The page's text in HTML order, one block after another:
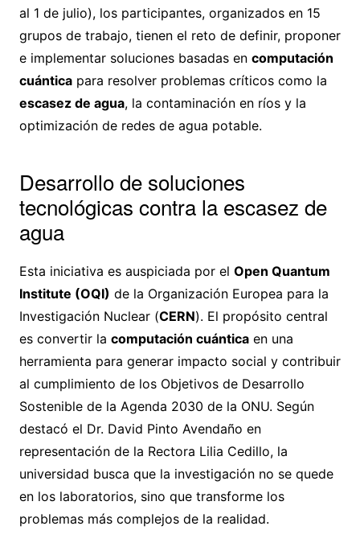
al 1 de julio), los participantes, organizados en 15
grupos de trabajo, tienen el reto de definir, proponer
e implementar soluciones basadas en computación
cuánticapara resolver problemas críticos como la
escasez de agua, la contaminación en ríos y la
optimización de redes de agua potable.
Desarrollo de soluciones
tecnológicas contra la escasez de
agua
Esta iniciativa es auspiciada por el Open Quantum
Institute (OQI) de la Organización Europea para la
Investigación Nuclear (CERN). El propósito central
es convertir la computación cuánticaen una
herramienta para generar impacto social y contribuir
al cumplimiento de los Objetivos de Desarrollo
Sostenible de la Agenda 2030 de la ONU. Según
destacó el Dr. David Pinto Avendaño en
representación de la Rectora Lilia Cedillo, la
universidad busca que la investigación no se quede
en los laboratorios, sino que transforme los
problemas más complejos de la realidad.